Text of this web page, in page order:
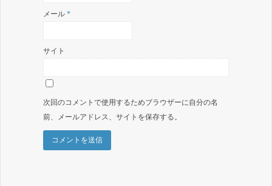
メール *
サイト
次回のコメントで使用するためブラウザーに自分の名
前、メールアドレス、サイトを保存する。